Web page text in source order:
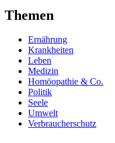
Themen
Ernährung
Krankheiten
Leben
Medizin
Homöopathie & Co.
Politik
Seele
Umwelt
Verbraucherschutz